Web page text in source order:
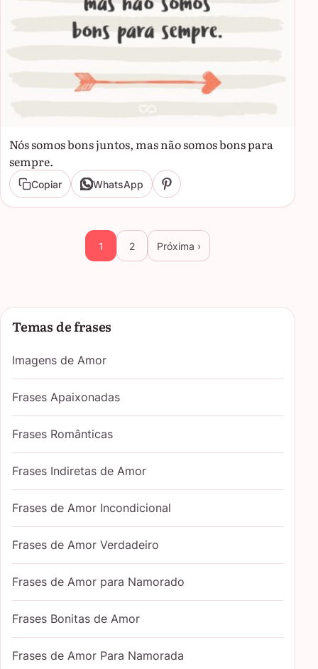
Nós somos bons juntos, mas não somos bons para
sempre.
Copiar WhatsApp
1 2 Próxima ›
Temas de frases
Imagens de Amor
Frases Apaixonadas
Frases Românticas
Frases Indiretas de Amor
Frases de Amor Incondicional
Frases de Amor Verdadeiro
Frases de Amor para Namorado
Frases Bonitas de Amor
Frases de Amor Para Namorada